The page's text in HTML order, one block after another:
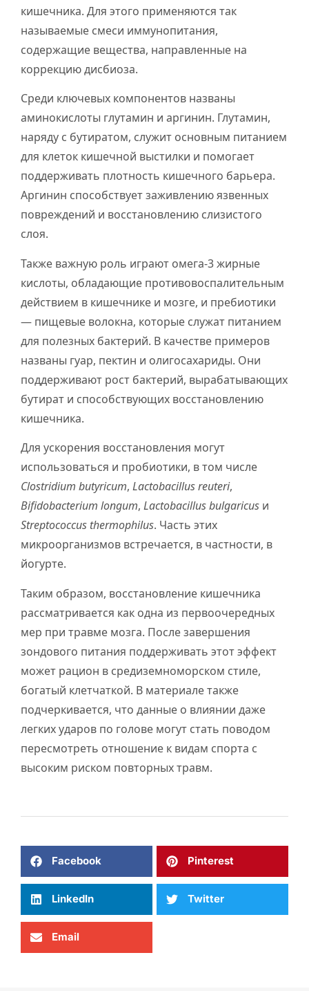
кишечника. Для этого применяются так
называемые смеси иммунопитания,
содержащие вещества, направленные на
коррекцию дисбиоза.
Среди ключевых компонентов названы
аминокислоты глутамин и аргинин. Глутамин,
наряду с бутиратом, служит основным питанием
для клеток кишечной выстилки и помогает
поддерживать плотность кишечного барьера.
Аргинин способствует заживлению язвенных
повреждений и восстановлению слизистого
слоя.
Также важную роль играют омега-3 жирные
кислоты, обладающие противовоспалительным
действием в кишечнике и мозге, и пребиотики
— пищевые волокна, которые служат питанием
для полезных бактерий. В качестве примеров
названы гуар, пектин и олигосахариды. Они
поддерживают рост бактерий, вырабатывающих
бутират и способствующих восстановлению
кишечника.
Для ускорения восстановления могут
использоваться и пробиотики, в том числе
Clostridium butyricum, Lactobacillus reuteri,
Bifidobacterium longum, Lactobacillus bulgaricus и
Streptococcus thermophilus. Часть этих
микроорганизмов встречается, в частности, в
йогурте.
Таким образом, восстановление кишечника
рассматривается как одна из первоочередных
мер при травме мозга. После завершения
зондового питания поддерживать этот эффект
может рацион в средиземноморском стиле,
богатый клетчаткой. В материале также
подчеркивается, что данные о влиянии даже
легких ударов по голове могут стать поводом
пересмотреть отношение к видам спорта с
высоким риском повторных травм.
Facebook Pinterest
LinkedIn Twitter
Email